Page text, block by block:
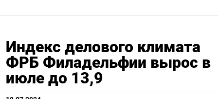
Индекс делового климата
ФРБ Филадельфии вырос в
июле до 13,9